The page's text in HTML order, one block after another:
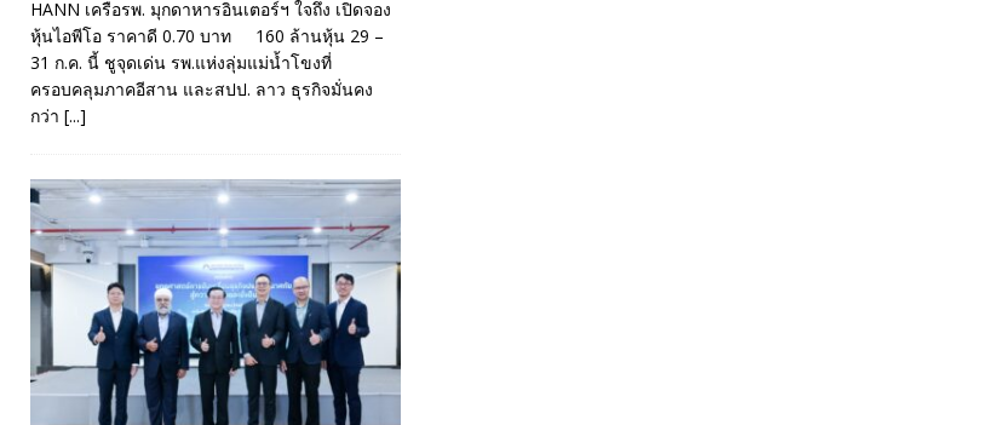
HANN เครือรพ. มุกดาหารอินเตอร์ฯ ใจถึง เปิดจอง
หุ้นไอพีโอ ราคาดี 0.70 บาท 160 ล้านหุ้น 29 –
31 ก.ค. นี้ ชูจุดเด่น รพ.แห่งลุ่มแม่น้ำโขงที่
ครอบคลุมภาคอีสาน และสปป. ลาว ธุรกิจมั่นคง
กว่า [...]